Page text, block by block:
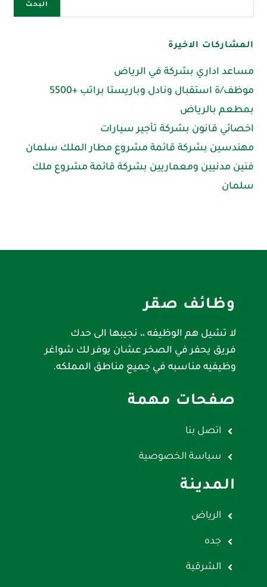
البحث
المشاركات الاخيرة
مساعد اداري بشركة في الرياض
موظف/ة استقبال ونادل وباريستا براتب +5500
بمطعم بالرياض
اخصائي قانون بشركة تأجير سيارات
مهندسين بشركة قائمة مشروع مطار الملك سلمان
فنين مدنيين ومعماريين بشركة قائمة مشروع ملك
سلمان
وظائف صقر
لا تشيل هم الوظيفه ،، نجيبها الى حدك
فريق يحفر في الصخر عشان يوفر لك شواغر
وظيفيه مناسبه في جميع مناطق المملكه.
صفحات مهمة
اتصل بنا
سياسة الخصوصية
المدينة
الرياض
جده
الشرقية